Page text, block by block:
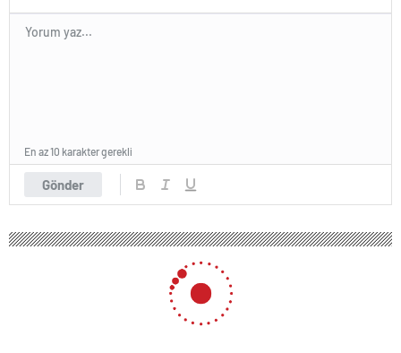
Gönder
En az 10 karakter gerekli